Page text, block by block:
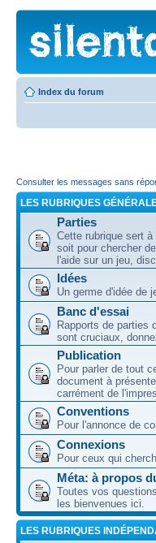
Index du forum
Consulter les messages sans
LES RUBRIQUES
Parties
Cette rubrique sert
soit pour chercher
l'aide sur un jeu,
Idées
Un germe d'idée de
Banc d'essai
Rapports de parties
sont cruciaux,
Publication
Pour parler de tout
document à
carrément de
Conventions
Pour l'annonce de
Connexions
Pour ceux qui
Méta: à propos
Toutes vos
les bienvenues ici.
LES RUBRIQUES